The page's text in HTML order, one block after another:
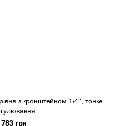
з кронштейном 1/4'', тонке
783 грн